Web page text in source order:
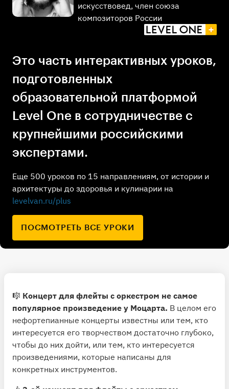
Это часть интерактивных уроков,
подготовленных
образовательной платформой
Level One в сотрудничестве с
крупнейшими российскими
экспертами.
Еще 500 уроков по 15 направлениям, от истории и
архитектуры до здоровья и кулинарии на
levelvan.ru/plus
ПОСМОТРЕТЬ ВСЕ УРОКИ
искусствовед, член союза
композиторов России
🎼 Концерт для флейты с оркестром не самое
популярное произведение у Моцарта. В целом его
нефортепианные концерты известны или тем, кто
интересуется его творчеством достаточно глубоко,
чтобы до них дойти, или тем, кто интересуется
произведениями, которые написаны для
конкретных инструментов.